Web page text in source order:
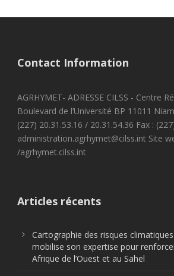
Contact Information
AGRHYMET- ADRESSE CILSS - Centre
Boulevard de l’Université BP 11011
(227) 20.31.53.16 / 20.31.54.36 Fax :
administration.agrhymet@cilss.int Site
/agrhymet.cilss.int
Articles récents
Cartographie des risques climatiques
mobilise son expertise pour
Afrique de l’Ouest et au Sahel